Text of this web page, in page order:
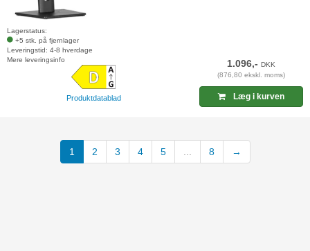
Lagerstatus:
+5 stk. på fjernlager
Leveringstid: 4-8 hverdage
Mere leveringsinfo
Produktdatablad
1.096,-DKK
(876,80 ekskl. moms)
Læg i kurven
1 (current)
2 3 4 5 ... 8 →